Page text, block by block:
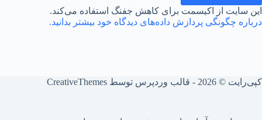
این سایت از اکیسمت برای کاهش جفنگ استفاده می‌کند.
درباره چگونگی پردازش داده‌های دیدگاه خود بیشتر بدانید.
کپی‌رایت © ‏2026 - قالب وردپرس توسط CreativeThemes